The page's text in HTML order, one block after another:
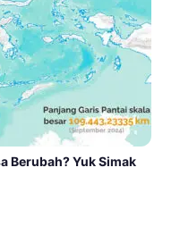
Berubah? Yuk Simak